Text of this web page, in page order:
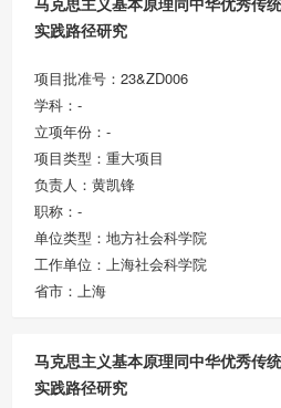
实践路径研究
项目批准号：23&ZD006
学科：-
立项年份：-
项目类型：重大项目
负责人：黄凯锋
职称：-
单位类型：地方社会科学院
工作单位：上海社会科学院
省市：上海
马克思主义基本原理同中华优秀传
实践路径研究